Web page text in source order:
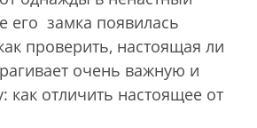
его замка появилась
проверить, настоящая ли
очень важную и
как отличить настоящее от